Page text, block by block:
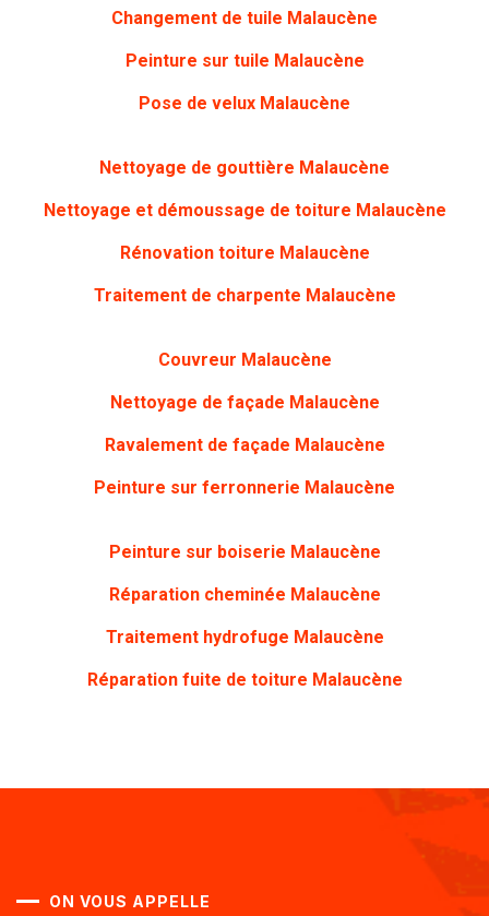
Changement de tuile Malaucène
Peinture sur tuile Malaucène
Pose de velux Malaucène
Nettoyage de gouttière Malaucène
Nettoyage et démoussage de toiture Malaucène
Rénovation toiture Malaucène
Traitement de charpente Malaucène
Couvreur Malaucène
Nettoyage de façade Malaucène
Ravalement de façade Malaucène
Peinture sur ferronnerie Malaucène
Peinture sur boiserie Malaucène
Réparation cheminée Malaucène
Traitement hydrofuge Malaucène
Réparation fuite de toiture Malaucène
ON VOUS APPELLE